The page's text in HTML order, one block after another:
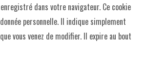
dans votre navigateur. Ce cookie
personnelle. Il indique simplement
vous venez de modifier. Il expire au bout